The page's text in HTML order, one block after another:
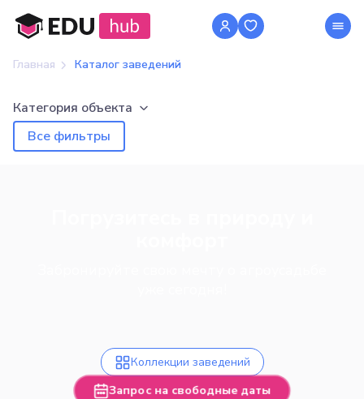
Главная Каталог заведений
Категория объекта
Все фильтры
Коллекции заведений
Запрос на свободные даты